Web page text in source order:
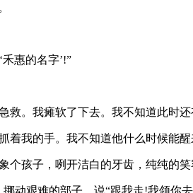
惠的名字’!”
。我瘫软了下去。我不知道此时还
着我的手。我不知道他什么时候能
孩子，咧开洁白的牙齿，纯纯的笑
动艰难的部子，说“跟我走!我领你去